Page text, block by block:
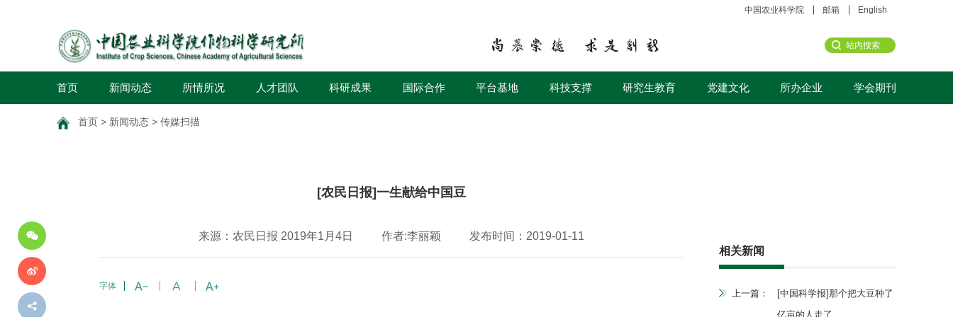
中国农业科学院 邮箱 English
首页 新闻动态 所情所况 人才团队 科研成果 国际合作 平台基地 科技支撑 研究生教育 党建文化 所办企业 学会期刊
首页 > 新闻动态 > 传媒扫描
[农民日报]一生献给中国豆
来源：农民日报 2019年1月4日 作者:李丽颖 发布时间：2019-01-11
字体
相关新闻
上一篇：
[中国科学报]那个把大豆种了
亿亩的人走了